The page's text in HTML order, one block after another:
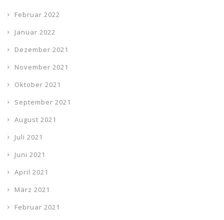
Februar 2022
Januar 2022
Dezember 2021
November 2021
Oktober 2021
September 2021
August 2021
Juli 2021
Juni 2021
April 2021
März 2021
Februar 2021